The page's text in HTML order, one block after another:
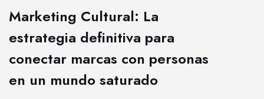
Marketing Cultural: La
estrategia definitiva para
conectar marcas con personas
en un mundo saturado